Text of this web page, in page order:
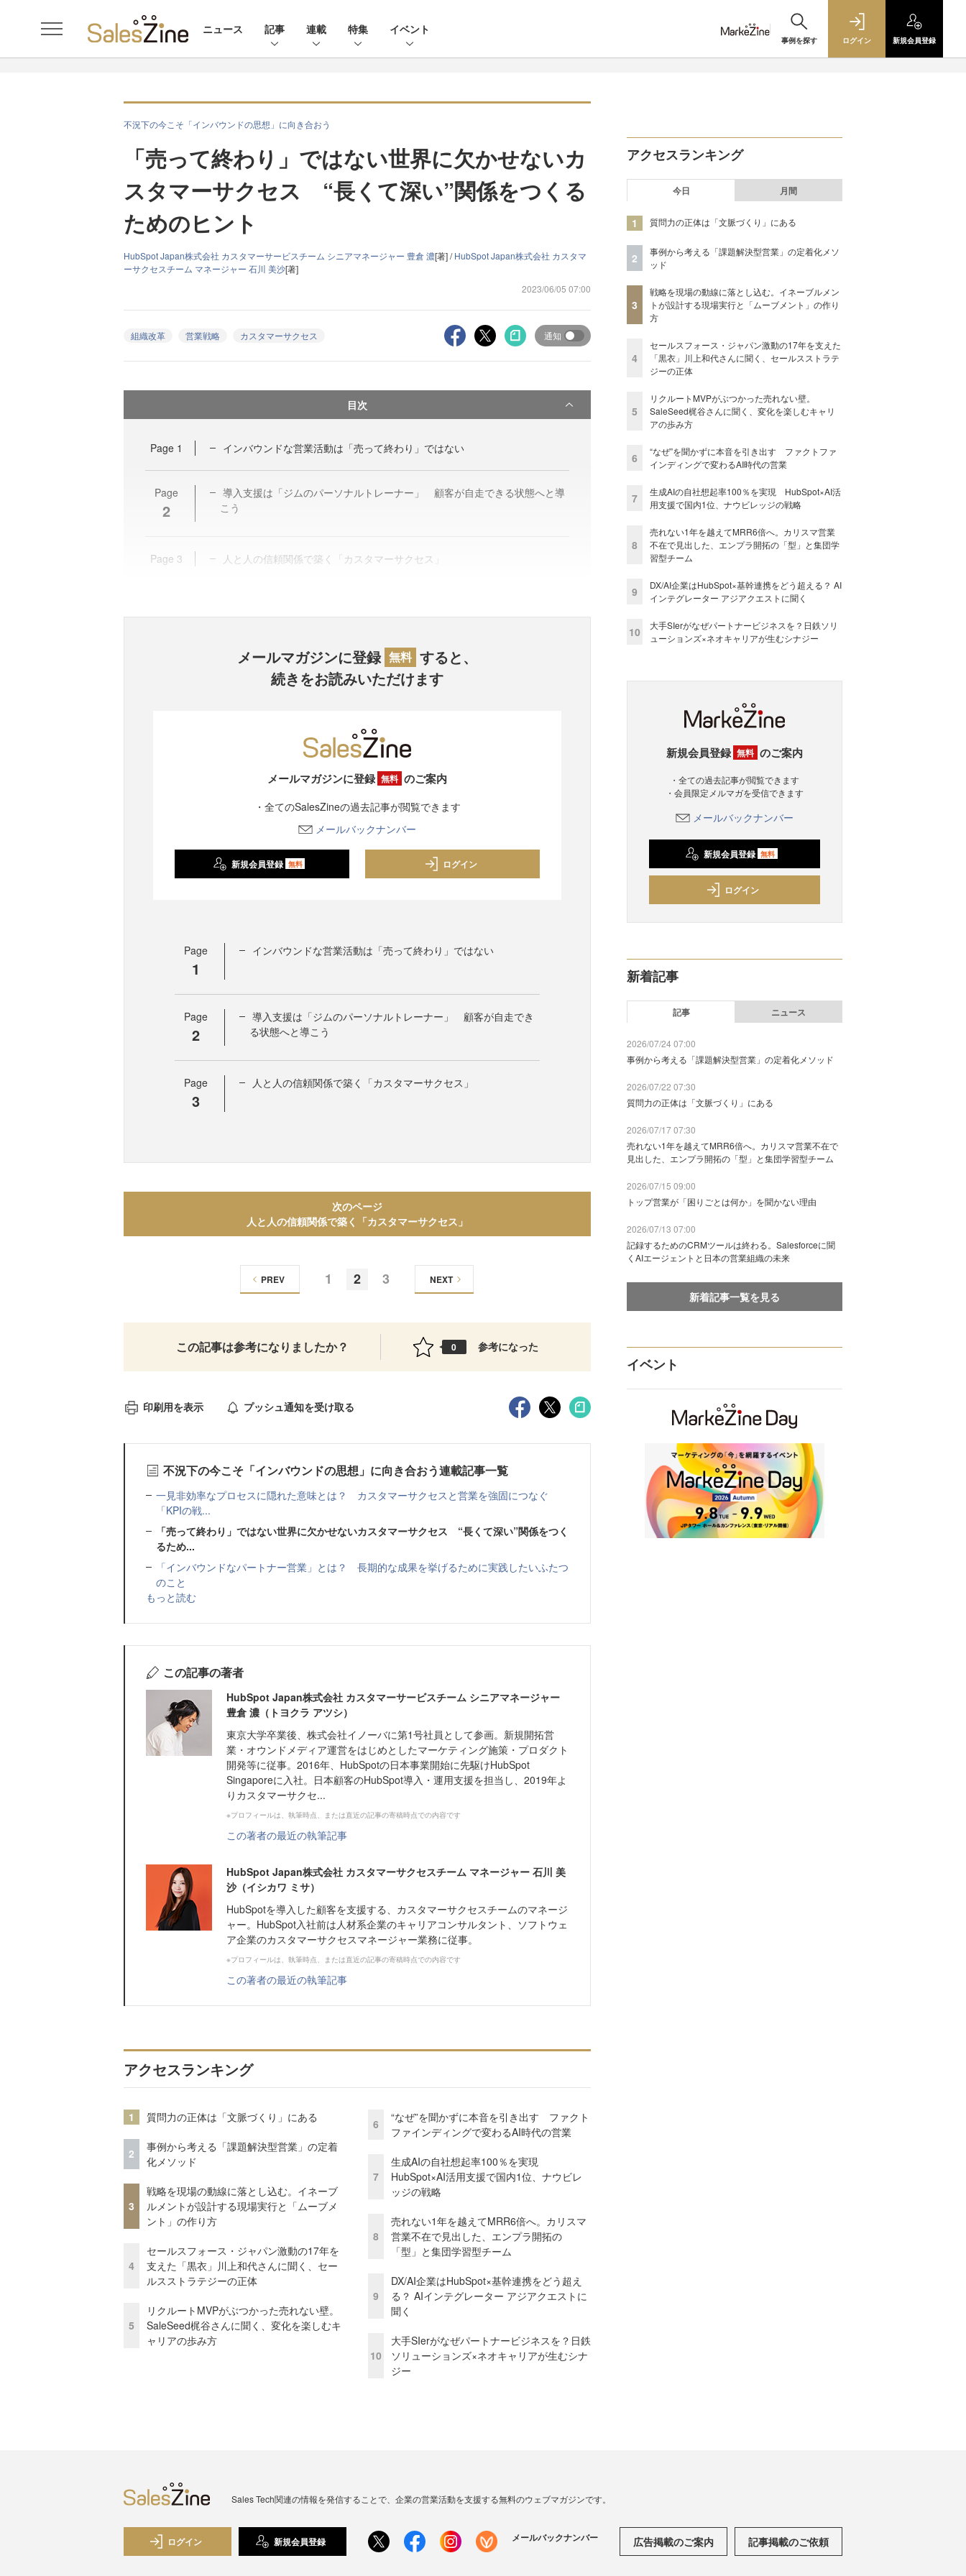
ニュース 記事 連載 特集 イベント
事例を探す ログイン 新規会員登録
不況下の今こそ「インバウンドの思想」に向き合おう
「売って終わり」ではない世界に欠かせないカ
スタマーサクセス “長くて深い”関係をつくる
ためのヒント
HubSpot Japan株式会社 カスタマーサービスチーム シニアマネージャー 豊倉 濃[著] /HubSpot Japan株式会社 カスタマ
ーサクセスチーム マネージャー 石川 美沙[著]
2023/06/05 07:00
組織改革 営業戦略 カスタマーサクセス 通知
目次
Page 1 インバウンドな営業活動は「売って終わり」ではない
Page
2
導入支援は「ジムのパーソナルトレーナー」 顧客が自走できる状態へと導
こう
Page 3 人と人の信頼関係で築く「カスタマーサクセス」
メールマガジンに登録 無料 すると、
続きをお読みいただけます
メールマガジンに登録 無料 のご案内
・全てのSalesZineの過去記事が閲覧できます
メールバックナンバー
新規会員登録 無料 ログイン
Page
1
インバウンドな営業活動は「売って終わり」ではない
Page
2
導入支援は「ジムのパーソナルトレーナー」 顧客が自走でき
る状態へと導こう
Page
3
人と人の信頼関係で築く「カスタマーサクセス」
次のページ
人と人の信頼関係で築く「カスタマーサクセス」
1 2 3
PREV NEXT
この記事は参考になりましたか？ 0 参考になった
印刷用を表示 プッシュ通知を受け取る
不況下の今こそ「インバウンドの思想」に向き合おう連載記事一覧
一見非効率なプロセスに隠れた意味とは？ カスタマーサクセスと営業を強固につなぐ
「KPIの戦...
「売って終わり」ではない世界に欠かせないカスタマーサクセス “長くて深い”関係をつく
るため...
「インバウンドなパートナー営業」とは？ 長期的な成果を挙げるために実践したいふたつ
のこと
もっと読む
この記事の著者
HubSpot Japan株式会社 カスタマーサービスチーム シニアマネージャー
豊倉 濃（トヨクラ アツシ）
東京大学卒業後、株式会社イノーバに第1号社員として参画。新規開拓営
業・オウンドメディア運営をはじめとしたマーケティング施策・プロダクト
開発等に従事。2016年、HubSpotの日本事業開始に先駆けHubSpot
Singaporeに入社。日本顧客のHubSpot導入・運用支援を担当し、2019年よ
りカスタマーサクセ...
※プロフィールは、執筆時点、または直近の記事の寄稿時点での内容です
この著者の最近の執筆記事
HubSpot Japan株式会社 カスタマーサクセスチーム マネージャー 石川 美
沙（イシカワ ミサ）
HubSpotを導入した顧客を支援する、カスタマーサクセスチームのマネージ
ャー。HubSpot入社前は人材系企業のキャリアコンサルタント、ソフトウェ
ア企業のカスタマーサクセスマネージャー業務に従事。
※プロフィールは、執筆時点、または直近の記事の寄稿時点での内容です
この著者の最近の執筆記事
アクセスランキング
1 質問力の正体は「文脈づくり」にある
2
事例から考える「課題解決型営業」の定着
化メソッド
3
戦略を現場の動線に落とし込む。イネーブ
ルメントが設計する現場実行と「ムーブメ
ント」の作り方
4
セールスフォース・ジャパン激動の17年を
支えた「黒衣」川上和代さんに聞く、セー
ルスストラテジーの正体
5
リクルートMVPがぶつかった売れない壁。
SaleSeed梶谷さんに聞く、変化を楽しむキ
ャリアの歩み方
6
“なぜ”を聞かずに本音を引き出す ファクト
ファインディングで変わるAI時代の営業
7
生成AIの自社想起率100％を実現
HubSpot×AI活用支援で国内1位、ナウビレ
ッジの戦略
8
売れない1年を越えてMRR6倍へ。カリスマ
営業不在で見出した、エンプラ開拓の
「型」と集団学習型チーム
9
DX/AI企業はHubSpot×基幹連携をどう超え
る？ AIインテグレーター アジアクエストに
聞く
10
大手SIerがなぜパートナービジネスを？日鉄
ソリューションズ×ネオキャリアが生むシナ
ジー
アクセスランキング
今日 月間
1 質問力の正体は「文脈づくり」にある
2
事例から考える「課題解決型営業」の定着化メソ
ッド
3
戦略を現場の動線に落とし込む。イネーブルメン
トが設計する現場実行と「ムーブメント」の作り
方
4
セールスフォース・ジャパン激動の17年を支えた
「黒衣」川上和代さんに聞く、セールスストラテ
ジーの正体
5
リクルートMVPがぶつかった売れない壁。
SaleSeed梶谷さんに聞く、変化を楽しむキャリ
アの歩み方
6
“なぜ”を聞かずに本音を引き出す ファクトファ
インディングで変わるAI時代の営業
7
生成AIの自社想起率100％を実現 HubSpot×AI活
用支援で国内1位、ナウビレッジの戦略
8
売れない1年を越えてMRR6倍へ。カリスマ営業
不在で見出した、エンプラ開拓の「型」と集団学
習型チーム
9
DX/AI企業はHubSpot×基幹連携をどう超える？ AI
インテグレーター アジアクエストに聞く
10
大手SIerがなぜパートナービジネスを？日鉄ソリ
ューションズ×ネオキャリアが生むシナジー
新規会員登録 無料 のご案内
・全ての過去記事が閲覧できます
・会員限定メルマガを受信できます
メールバックナンバー
新規会員登録 無料
ログイン
新着記事
記事 ニュース
2026/07/24 07:00
事例から考える「課題解決型営業」の定着化メソッド
2026/07/22 07:30
質問力の正体は「文脈づくり」にある
2026/07/17 07:30
売れない1年を越えてMRR6倍へ。カリスマ営業不在で
見出した、エンプラ開拓の「型」と集団学習型チーム
2026/07/15 09:00
トップ営業が「困りごとは何か」を聞かない理由
2026/07/13 07:00
記録するためのCRMツールは終わる。Salesforceに聞
くAIエージェントと日本の営業組織の未来
新着記事一覧を見る
イベント
Sales Tech関連の情報を発信することで、企業の営業活動を支援する無料のウェブマガジンです。
ログイン 新規会員登録 メールバックナンバー 広告掲載のご案内 記事掲載のご依頼